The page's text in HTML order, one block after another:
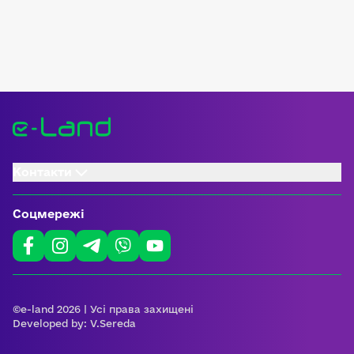
Соцмережі
©e-land 2026 | Усі права захищені
Developed by: V.Sereda